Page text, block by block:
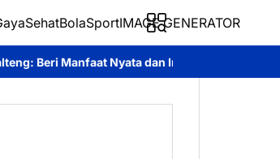
SehatBolaSportIMAGE GENERATOR
dan Inspiratif Bagi Siswa di Sekolah Rakyat